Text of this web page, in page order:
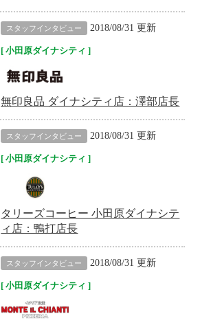
スタッフインタビュー 2018/08/31 更新
小田原ダイナシティ
無印良品 ダイナシティ店：澤部店長
スタッフインタビュー 2018/08/31 更新
小田原ダイナシティ
タリーズコーヒー 小田原ダイナシテ
ィ店：鴨打店長
スタッフインタビュー 2018/08/31 更新
小田原ダイナシティ